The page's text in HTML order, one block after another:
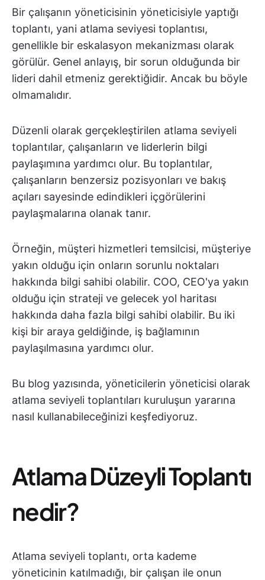
Bir çalışanın yöneticisinin yöneticisiyle yaptığı
toplantı, yani atlama seviyesi toplantısı,
genellikle bir eskalasyon mekanizması olarak
görülür. Genel anlayış, bir sorun olduğunda bir
lideri dahil etmeniz gerektiğidir. Ancak bu böyle
olmamalıdır.
Düzenli olarak gerçekleştirilen atlama seviyeli
toplantılar, çalışanların ve liderlerin bilgi
paylaşımına yardımcı olur. Bu toplantılar,
çalışanların benzersiz pozisyonları ve bakış
açıları sayesinde edindikleri içgörülerini
paylaşmalarına olanak tanır.
Örneğin, müşteri hizmetleri temsilcisi, müşteriye
yakın olduğu için onların sorunlu noktaları
hakkında bilgi sahibi olabilir. COO, CEO'ya yakın
olduğu için strateji ve gelecek yol haritası
hakkında daha fazla bilgi sahibi olabilir. Bu iki
kişi bir araya geldiğinde, iş bağlamının
paylaşılmasına yardımcı olur.
Bu blog yazısında, yöneticilerin yöneticisi olarak
atlama seviyeli toplantıları kuruluşun yararına
nasıl kullanabileceğinizi keşfediyoruz.
Atlama Düzeyli Toplantı
nedir?
Atlama seviyeli toplantı, orta kademe
yöneticinin katılmadığı, bir çalışan ile onun